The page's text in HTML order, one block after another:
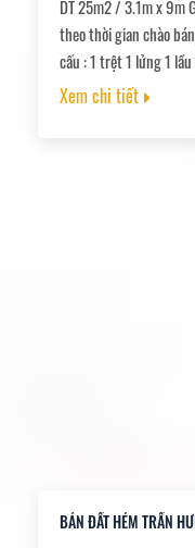
DT 25m2 / 3.1m x 9m
theo thời gian chào
cấu : 1 trệt 1 lửng 1
Nguyễn Văn Cừ, Trần
Xem chi tiết
BÁN ĐẤT HẺM TRẦN